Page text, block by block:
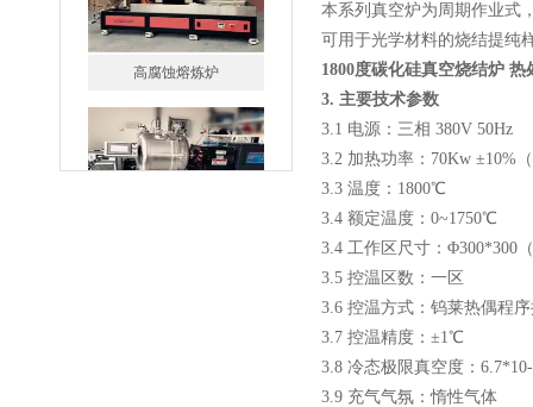
一托二真空熔炼炉
本系列真空炉为周期作业式
可用于光学材料的烧结提纯
1800度碳化硅真空烧结炉 热
3. 主要技术参数
3.1 电源：三相 380V 50Hz
3.2 加热功率：70Kw ±10%
3.3 温度：1800℃
3.4 额定温度：0~1750℃
3.4 工作区尺寸：Φ300*300
3.5 控温区数：一区
3.6 控温方式：钨莱热偶程
3.7 控温精度：±1℃
3.8 冷态极限真空度：
3.9 充气气氛：惰性气体